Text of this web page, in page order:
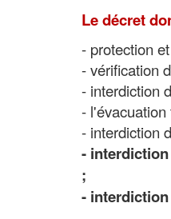
Le décret
- protection
- vérification
- interdiction
-
- interdiction
-
;
-